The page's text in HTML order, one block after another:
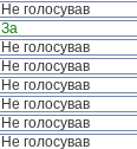
Не голосував
За
Не голосував
Не голосував
Не голосував
Не голосував
Не голосував
Не голосував